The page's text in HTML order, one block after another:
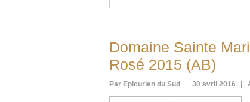
Domaine Sainte
Rosé 2015 (AB)
Par Epicurien du Sud 30 avril 2016